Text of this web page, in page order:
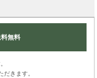
無料
きます。